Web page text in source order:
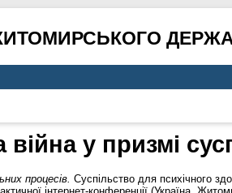
війна у призмі
процесів. Суспільство для психічного